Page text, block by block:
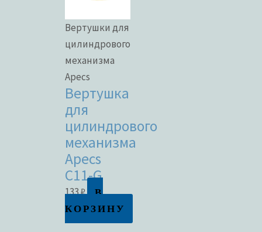
Вертушки для
цилиндрового
механизма
Apecs
Вертушка
для
цилиндрового
механизма
Apecs
C11-G
133₽
В
КОРЗИНУ